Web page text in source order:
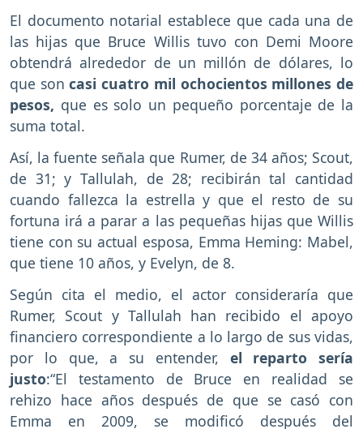
El documento notarial establece que cada una de
las hijas que Bruce Willis tuvo con Demi Moore
obtendrá alrededor de un millón de dólares, lo
que soncasi cuatro mil ochocientos millones de
pesos, que es solo un pequeño porcentaje de la
suma total.
Así, la fuente señala que Rumer, de 34 años; Scout,
de 31; y Tallulah, de 28; recibirán tal cantidad
cuando fallezca la estrella y que el resto de su
fortuna irá a parar a las pequeñas hijas que Willis
tiene con su actual esposa, Emma Heming: Mabel,
que tiene 10 años, y Evelyn, de 8.
Según cita el medio, el actor consideraría que
Rumer, Scout y Tallulah han recibido el apoyo
financiero correspondiente a lo largo de sus vidas,
por lo que, a su entender, el reparto sería
justo:“El testamento de Bruce en realidad se
rehizo hace años después de que se casó con
Emma en 2009, se modificó después del